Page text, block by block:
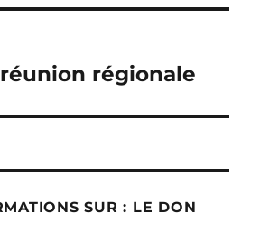
réunion régionale
SUR : LE DON